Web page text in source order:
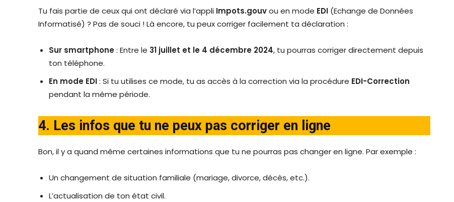
Tu fais partie de ceux qui ont déclaré via l’appli Impots.gouvou en mode EDI (Echange de Données
Informatisé) ? Pas de souci ! Là encore, tu peux corriger facilement ta déclaration :
Sur smartphone: Entre le 31 juillet et le 4 décembre 2024, tu pourras corriger directement depuis
ton téléphone.
En mode EDI: Si tu utilises ce mode, tu as accès à la correction via la procédure EDI-Correction
pendant la même période.
4. Les infos que tu ne peux pas corriger en ligne
Bon, il y a quand même certaines informations que tu ne pourras pas changer en ligne. Par exemple :
Un changement de situation familiale (mariage, divorce, décès, etc.).
L’actualisation de ton état civil.